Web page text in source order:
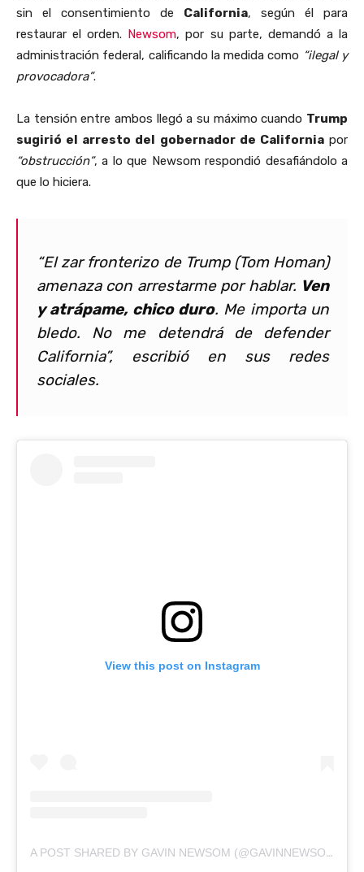
sin el consentimiento de California, según él para
restaurar el orden. Newsom, por su parte, demandó a la
administración federal, calificando la medida como “ilegal y
provocadora”.
La tensión entre ambos llegó a su máximo cuando Trump
sugirió el arresto del gobernador de Californiapor
“obstrucción”, a lo que Newsom respondió desafiándolo a
que lo hiciera.
“El zar fronterizo de Trump (Tom Homan)
amenaza con arrestarme por hablar. Ven
y atrápame, chico duro. Me importa un
bledo. No me detendrá de defender
California”, escribió en sus redes
sociales.
View this post on Instagram
A POST SHARED BY GAVIN NEWSOM (@GAVINNEWSOM)